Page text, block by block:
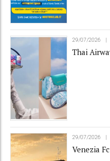
29/07/2026
Thai
29/07/2026
Venezia